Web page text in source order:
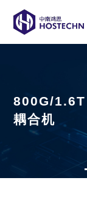
800G/1.6T
耦合机